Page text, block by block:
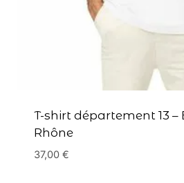
T-shirt département 13 –
Rhône
37,00 €